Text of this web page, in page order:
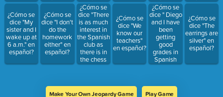
¿Cómo se
dice "My
sister and I
wake up at
6 a.m." en
español?
¿Cómo se
dice "I don't
do the
homework
either" en
español?
¿Cómo se
dice "There
is as much
interest in
the Spanish
club as
there is in
the chess
club" en
¿Cómo se
dice "We
know our
teachers"
en español?
¿Cómo se
dice " Diego
and I have
been
getting
good
grades in
Spanish
class for
¿Cómo se
dice "The
earrings are
silver" en
español?
Make Your Own Jeopardy Game Play Game